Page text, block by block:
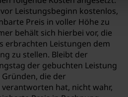
Leistungsbeginn kostenlos,
Preis in voller Höhe zu
behält sich hierbei vor, die
erbrachten Leistungen dem
zu stellen. Bleibt der
der gebuchten Leistung
die der
hat, nicht wahr,